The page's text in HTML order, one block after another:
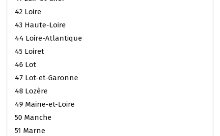
42 Loire
43 Haute-Loire
44 Loire-Atlantique
45 Loiret
46 Lot
47 Lot-et-Garonne
48 Lozère
49 Maine-et-Loire
50 Manche
51 Marne